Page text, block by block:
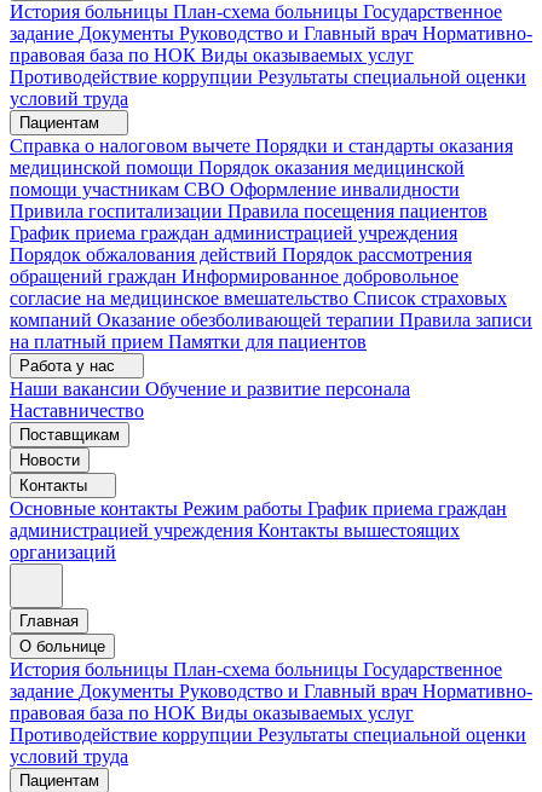
История больницы План-схема больницы Государственное
задание Документы Руководство и Главный врач Нормативно-
правовая база по НОК Виды оказываемых услуг
Противодействие коррупции Результаты специальной оценки
условий труда
Пациентам
Справка о налоговом вычете Порядки и стандарты оказания
медицинской помощи Порядок оказания медицинской
помощи участникам СВО Оформление инвалидности
Привила госпитализации Правила посещения пациентов
График приема граждан администрацией учреждения
Порядок обжалования действий Порядок рассмотрения
обращений граждан Информированное добровольное
согласие на медицинское вмешательство Список страховых
компаний Оказание обезболивающей терапии Правила записи
на платный прием Памятки для пациентов
Работа у нас
Наши вакансии Обучение и развитие персонала
Наставничество
Поставщикам
Новости
Контакты
Основные контакты Режим работы График приема граждан
администрацией учреждения Контакты вышестоящих
организаций
Главная
О больнице
История больницы План-схема больницы Государственное
задание Документы Руководство и Главный врач Нормативно-
правовая база по НОК Виды оказываемых услуг
Противодействие коррупции Результаты специальной оценки
условий труда
Пациентам